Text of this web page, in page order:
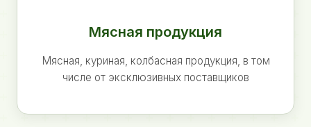
Мясная продукция
Мясная, куриная, колбасная продукция, в том
числе от эксклюзивных поставщиков